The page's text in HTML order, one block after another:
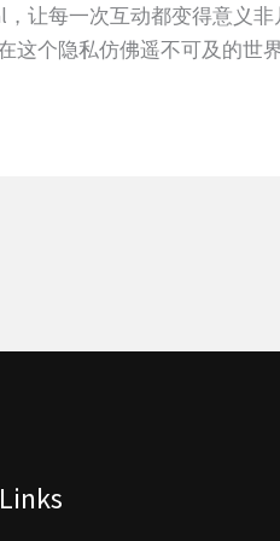
让每一次互动都变得意义
这个隐私仿佛遥不可及的